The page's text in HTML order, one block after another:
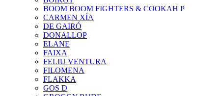
BOOM BOOM FIGHTERS & COOKAH P
CARMEN XÍA
DE GAIRÓ
DONALLOP
ELANE
FAIXA
FELIU VENTURA
FILOMENA
FLAKKA
GOS D